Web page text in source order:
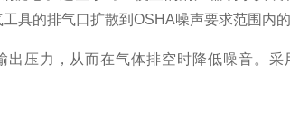
具的排气口扩散到OSHA噪声要求范围内的
压力，从而在气体排空时降低噪音。